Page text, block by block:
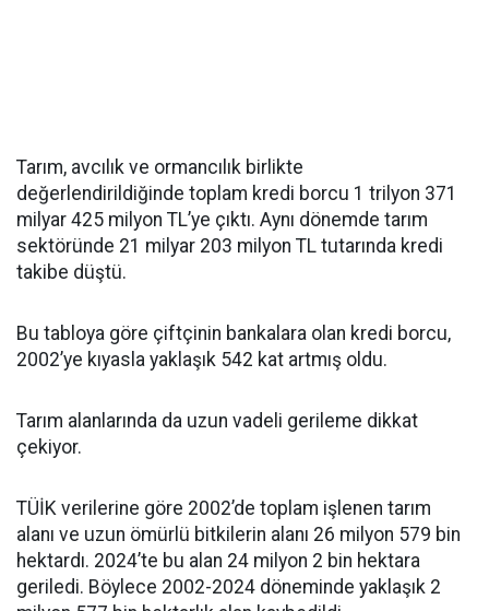
Tarım, avcılık ve ormancılık birlikte
değerlendirildiğinde toplam kredi borcu 1 trilyon 371
milyar 425 milyon TL’ye çıktı. Aynı dönemde tarım
sektöründe 21 milyar 203 milyon TL tutarında kredi
takibe düştü.
Bu tabloya göre çiftçinin bankalara olan kredi borcu,
2002’ye kıyasla yaklaşık 542 kat artmış oldu.
Tarım alanlarında da uzun vadeli gerileme dikkat
çekiyor.
TÜİK verilerine göre 2002’de toplam işlenen tarım
alanı ve uzun ömürlü bitkilerin alanı 26 milyon 579 bin
hektardı. 2024’te bu alan 24 milyon 2 bin hektara
geriledi. Böylece 2002-2024 döneminde yaklaşık 2